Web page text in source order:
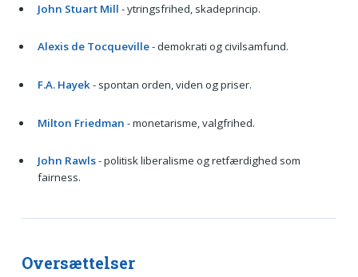
John Stuart Mill - ytringsfrihed, skadeprincip.
Alexis de Tocqueville- demokrati og civilsamfund.
F.A. Hayek- spontan orden, viden og priser.
Milton Friedman - monetarisme, valgfrihed.
John Rawls- politisk liberalisme og retfærdighed som
fairness.
Oversættelser